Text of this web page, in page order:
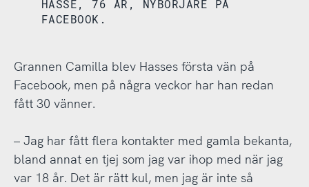
HASSE, 76 ÅR, NYBÖRJARE PÅ
FACEBOOK.
Grannen Camilla blev Hasses första vän på
Facebook, men på några veckor har han redan
fått 30 vänner.
– Jag har fått flera kontakter med gamla bekanta,
bland annat en tjej som jag var ihop med när jag
var 18 år. Det är rätt kul, men jag är inte så